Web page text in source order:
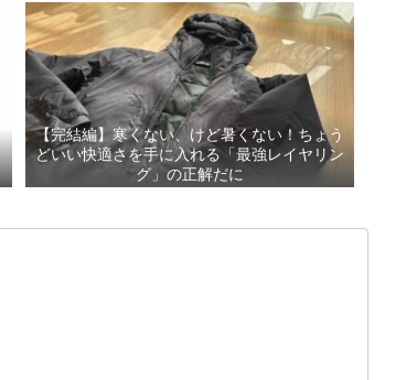
【完結編】寒くない、けど暑くない！ちょう
どいい快適さを手に入れる「最強レイヤリン
グ」の正解だに